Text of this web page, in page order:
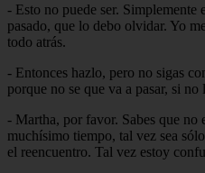
- Esto no puede ser. Simplemente
pasado, que lo debo olvidar. Yo
todo atrás.
- Entonces hazlo, pero no sigas
porque no se que va a pasar, si no
- Martha, por favor. Sabes que
muchísimo tiempo, tal vez sea
el reencuentro. Tal vez estoy